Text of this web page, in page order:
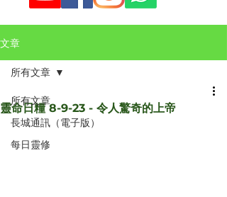
文章
所有文章
長城通訊（電子版）
每日靈修
所有文章
靈命日糧 8-9-23 - 令人驚奇的上帝